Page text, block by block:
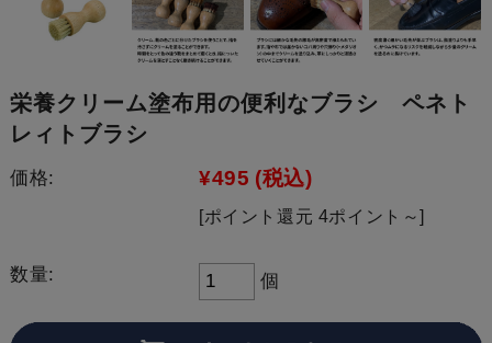
栄養クリーム塗布用の便利なブラシ ペネト
レィトブラシ
価格: ¥495 (税込)
[ポイント還元 4ポイント～]
数量: 個